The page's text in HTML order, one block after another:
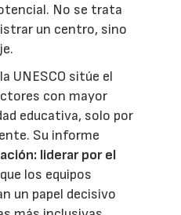
No se trata
un centro, sino
UNESCO sitúe el
con mayor
educativa, solo por
Su informe
liderar por el
los equipos
un papel decisivo